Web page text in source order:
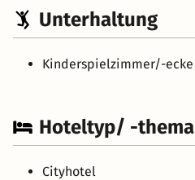
Unterhaltung
Kinderspielzimmer/-ecke
Hoteltyp/ -thema
Cityhotel